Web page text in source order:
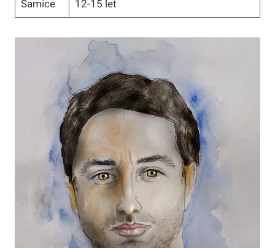
Samice
12-15 let